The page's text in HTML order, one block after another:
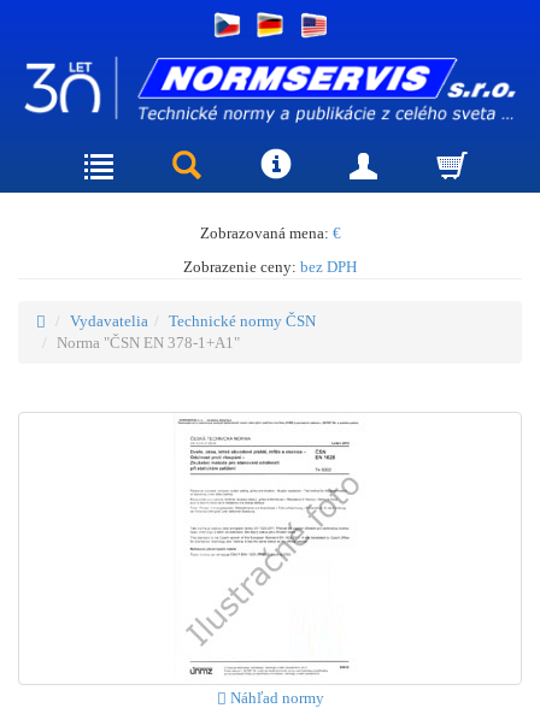
Zobrazovaná mena: €
Zobrazenie ceny: bez DPH
Vydavatelia
Technické normy ČSN
Norma "ČSN EN 378-1+A1"
Náhľad normy